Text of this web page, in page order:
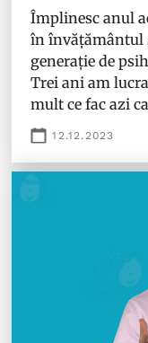
Împlinesc anul
în învățământul
generație de
Trei ani am
mult ce fac azi
12.12.2023